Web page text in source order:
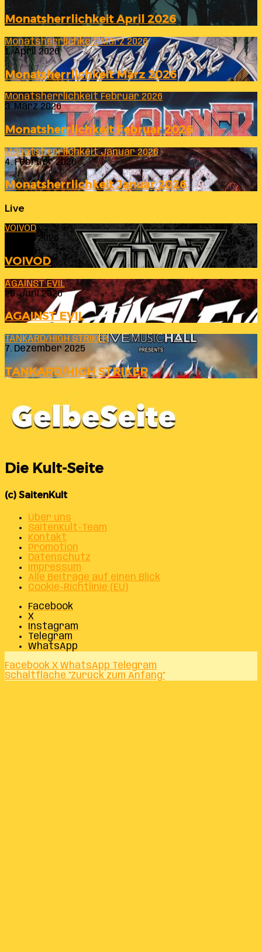
Monatsherrlichkeit April 2026
Monatsherrlichkeit März 2026
1. April 2026
Monatsherrlichkeit März 2026
Monatsherrlichkeit Februar 2026
3. März 2026
Monatsherrlichkeit Februar 2026
Monatsherrlichkeit Januar 2026
4. Februar 2026
Monatsherrlichkeit Januar 2026
Live
VOIVOD
23. Juli 2026
VOIVOD
AGAINST EVIL
26. Juni 2026
AGAINST EVIL
TANKARD/HIGH STRIKER
7. Dezember 2025
TANKARD/HIGH STRIKER
Die Kult-Seite
(c) SaitenKult
Über uns
SaitenKult-Team
Kontakt
Promotion
Datenschutz
Impressum
Alle Beiträge auf einen Blick
Cookie-Richtlinie (EU)
Facebook
X
Instagram
Telegram
WhatsApp
Facebook X WhatsApp Telegram
Schaltfläche "Zurück zum Anfang"